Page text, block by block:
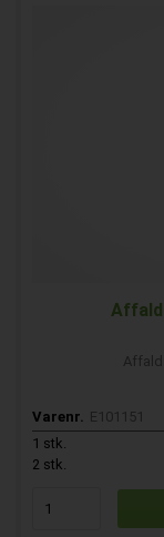
Varenr. E101151
1 stk.
2 stk.